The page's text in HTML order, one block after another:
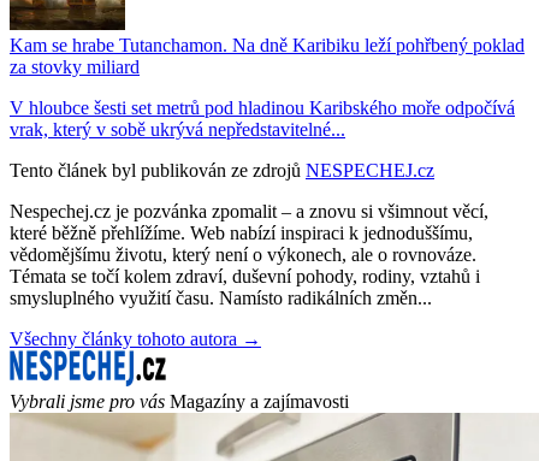
Kam se hrabe Tutanchamon. Na dně Karibiku leží pohřbený poklad
za stovky miliard
V hloubce šesti set metrů pod hladinou Karibského moře odpočívá
vrak, který v sobě ukrývá nepředstavitelné...
Tento článek byl publikován ze zdrojů NESPECHEJ.cz
Nespechej.cz je pozvánka zpomalit – a znovu si všimnout věcí,
které běžně přehlížíme. Web nabízí inspiraci k jednoduššímu,
vědomějšímu životu, který není o výkonech, ale o rovnováze.
Témata se točí kolem zdraví, duševní pohody, rodiny, vztahů i
smysluplného využití času. Namísto radikálních změn...
Všechny články tohoto autora →
Vybrali jsme pro vás Magazíny a zajímavosti